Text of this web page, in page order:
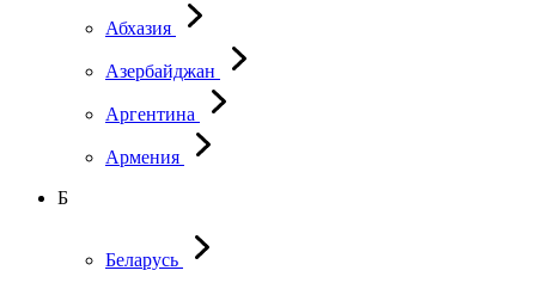
Абхазия
Азербайджан
Аргентина
Армения
Б
Беларусь